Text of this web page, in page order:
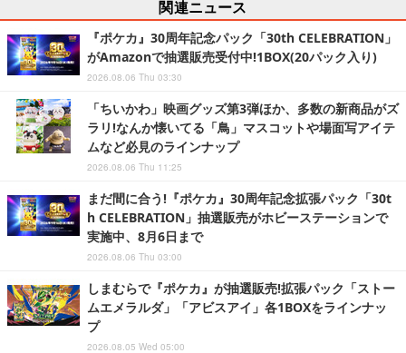
関連ニュース
『ポケカ』30周年記念パック「30th CELEBRATION」
がAmazonで抽選販売受付中!1BOX(20パック入り)
2026.08.06 Thu 03:30
「ちいかわ」映画グッズ第3弾ほか、多数の新商品がズ
ラリ!なんか懐いてる「鳥」マスコットや場面写アイテ
ムなど必見のラインナップ
2026.08.06 Thu 11:25
まだ間に合う!『ポケカ』30周年記念拡張パック「30t
h CELEBRATION」抽選販売がホビーステーションで
実施中、8月6日まで
2026.08.06 Thu 03:00
しまむらで『ポケカ』が抽選販売!拡張パック「ストー
ムエメラルダ」「アビスアイ」各1BOXをラインナッ
プ
2026.08.05 Wed 05:00